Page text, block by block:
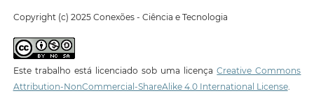
Copyright (c) 2025 Conexões - Ciência e Tecnologia
Este trabalho está licenciado sob uma licençaCreative Commons
Attribution-NonCommercial-ShareAlike 4.0 International License.